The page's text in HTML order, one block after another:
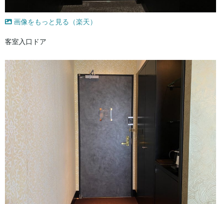
画像をもっと見る（楽天）
客室入口ドア